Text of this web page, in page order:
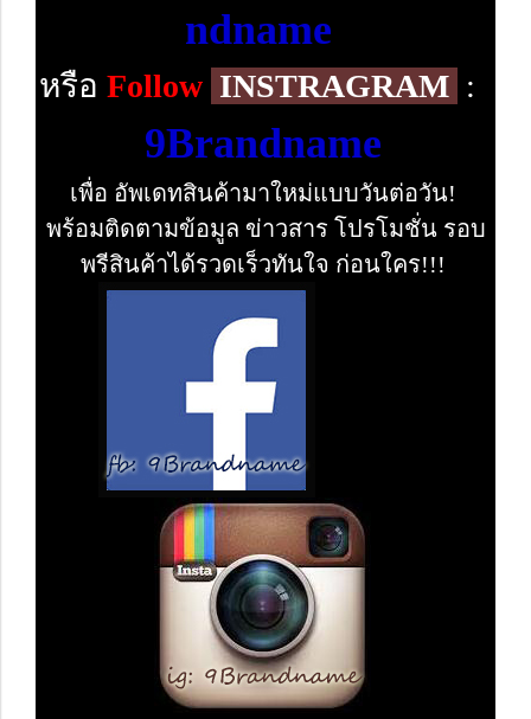
ndname
หรือ Follow INSTRAGRAM :
9Brandname
เพื่อ อัพเดทสินค้ามาใหม่แบบวันต่อวัน!
พร้อมติดตามข้อมูล ข่าวสาร โปรโมชั่น รอบ
พรีสินค้าได้รวดเร็วทันใจ ก่อนใคร!!!